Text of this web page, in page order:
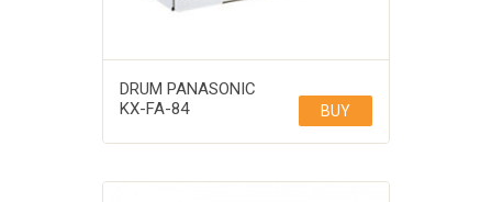
DRUM PANASONIC
KX-FA-84
BUY